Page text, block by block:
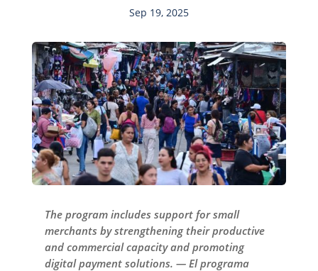
Sep 19, 2025
The program includes support for small
merchants by strengthening their productive
and commercial capacity and promoting
digital payment solutions. — El programa